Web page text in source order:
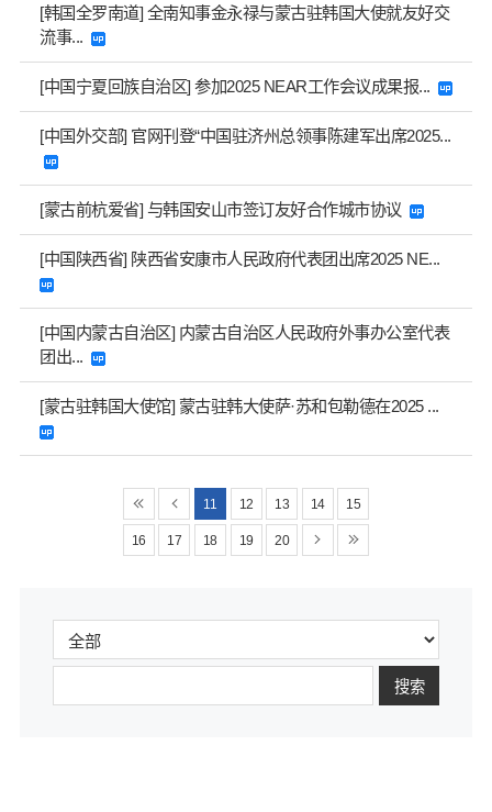
[韩国全罗南道] 全南知事金永禄与蒙古驻韩国大使就友好交
流事...
[中国宁夏回族自治区] 参加2025 NEAR工作会议成果报...
[中国外交部] 官网刊登“中国驻济州总领事陈建军出席2025...
[蒙古前杭爱省] 与韩国安山市签订友好合作城市协议
[中国陕西省] 陕西省安康市人民政府代表团出席2025 NE...
[中国内蒙古自治区] 内蒙古自治区人民政府外事办公室代表
团出...
[蒙古驻韩国大使馆] 蒙古驻韩大使萨·苏和包勒德在2025 ...
11 12 13 14 15
16 17 18 19 20
搜索